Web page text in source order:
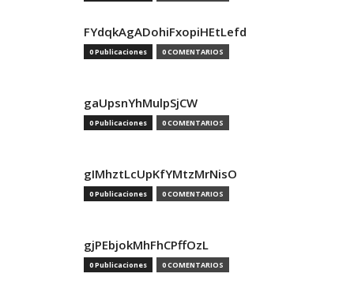
FYdqkAgADohiFxopiHEtLefd
0 Publicaciones 0 COMENTARIOS
gaUpsnYhMulpSjCW
0 Publicaciones 0 COMENTARIOS
gIMhztLcUpKfYMtzMrNisO
0 Publicaciones 0 COMENTARIOS
gjPEbjokMhFhCPffOzL
0 Publicaciones 0 COMENTARIOS